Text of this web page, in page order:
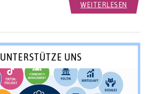
WEITERLESEN
UNTERSTÜTZE UNS